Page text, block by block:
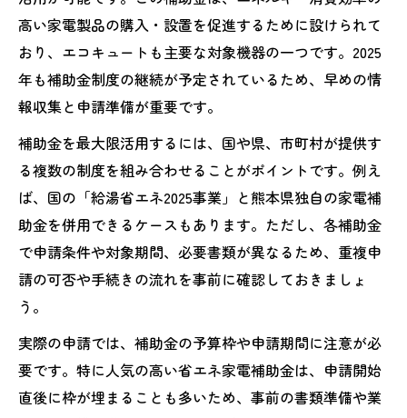
高い家電製品の購入・設置を促進するために設けられて
おり、エコキュートも主要な対象機器の一つです。2025
年も補助金制度の継続が予定されているため、早めの情
報収集と申請準備が重要です。
補助金を最大限活用するには、国や県、市町村が提供す
る複数の制度を組み合わせることがポイントです。例え
ば、国の「給湯省エネ2025事業」と熊本県独自の家電補
助金を併用できるケースもあります。ただし、各補助金
で申請条件や対象期間、必要書類が異なるため、重複申
請の可否や手続きの流れを事前に確認しておきましょ
う。
実際の申請では、補助金の予算枠や申請期間に注意が必
要です。特に人気の高い省エネ家電補助金は、申請開始
直後に枠が埋まることも多いため、事前の書類準備や業